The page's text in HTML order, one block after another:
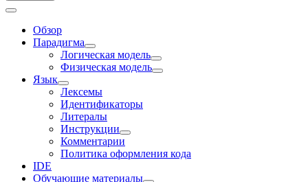
Обзор
Парадигма
Логическая модель
Физическая модель
Язык
Лексемы
Идентификаторы
Литералы
Инструкции
Комментарии
Политика оформления кода
IDE
Обучающие материалы